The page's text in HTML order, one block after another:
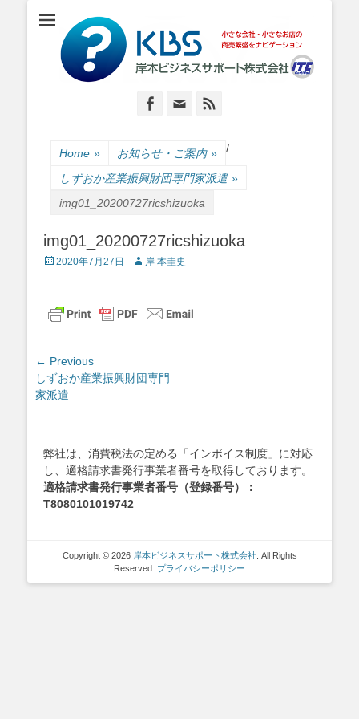
岸本ビジネスサポ
ート株式会社
小さな会社・小さなお店のIT経営をナビゲーション
Facebook
Email
Home » お知らせ・ご案内 » /
しずおか産業振興財団専門家派遣 »
img01_20200727ricshizuoka
img01_20200727ricshizuoka
Posted
2020年7月27日 Author
岸 本圭史
投
稿
ナ
ー
シ
ョ
← Previous
Previous
post:
しずおか産業振興財団専門
家派遣
弊社は、消費税法の定める「インボイス制度」に対応
し、適格請求書発行事業者番号を取得しております。
適格請求書発行事業者番号（登録番号）：
T8080101019742
Copyright © 2026 岸本ビジネスサポート株式会社 . All Rights
Reserved. プライバシーポリシー